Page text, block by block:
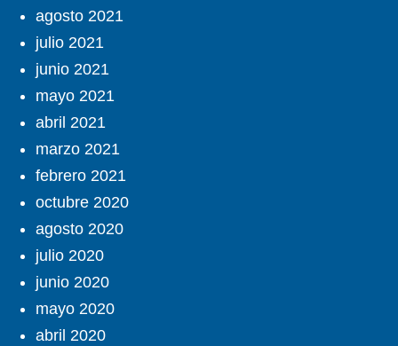
agosto 2021
julio 2021
junio 2021
mayo 2021
abril 2021
marzo 2021
febrero 2021
octubre 2020
agosto 2020
julio 2020
junio 2020
mayo 2020
abril 2020